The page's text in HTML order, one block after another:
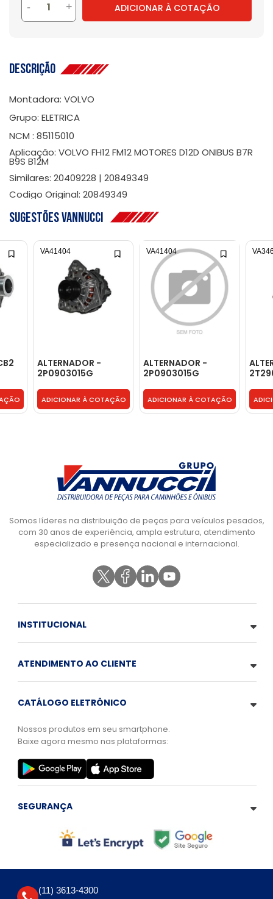
- + ADICIONAR À COTAÇÃO
Descrição
Montadora: VOLVO
Grupo: ELETRICA
NCM : 85115010
Aplicação: VOLVO FH12 FM12 MOTORES D12D ONIBUS B7R
B9S B12M
Similares: 20409228 | 20849349
Codigo Original: 20849349
Sugestões Vannucci
ALTERNADOR -
2P0903015G
ADICIONAR À COTAÇÃO
VA41404
ALTERNADOR -
2P0903015G
ADICIONAR À COTAÇÃO
VA41404
Somos líderes na distribuição de peças para veículos pesados,
com 30 anos de experiência, ampla estrutura, atendimento
especializado e presença nacional e internacional.
INSTITUCIONAL
ATENDIMENTO AO CLIENTE
CATÁLOGO ELETRÔNICO
Nossos produtos em seu smartphone.
Baixe agora mesmo nas plataformas:
SEGURANÇA
(11) 3613-4300